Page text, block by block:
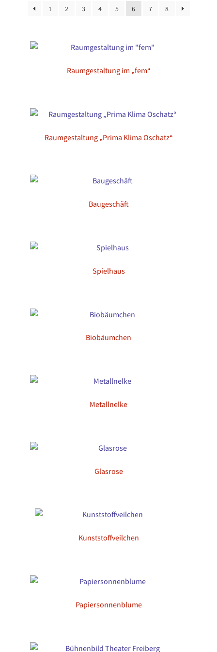
1
2 3 4 5 6 7 8
Raumgestaltung im „fem“
Raumgestaltung „Prima Klima Oschatz“
Baugeschäft
Spielhaus
Biobäumchen
Metallnelke
Glasrose
Kunststoffveilchen
Papiersonnenblume